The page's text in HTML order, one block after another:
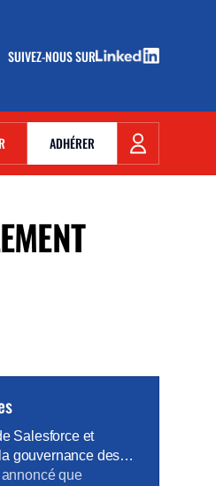
SUIVEZ-NOUS SUR
(NOUVELLE FENÊTRE)
FENÊTRE)
ADHÉRER
Salesforce et
gouvernance des
que